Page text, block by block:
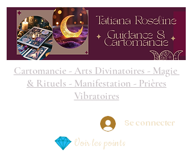
Cartomancie - Arts Divinatoires - Magie
& Rituels - Manifestation - Prières
Vibratoires
Se connecter
Voir les points